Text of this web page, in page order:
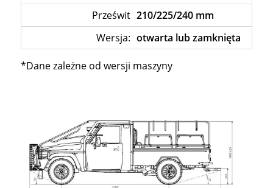
Prześwit 210/225/240 mm
Wersja: otwarta lub zamknięta
*Dane zależne od wersji maszyny